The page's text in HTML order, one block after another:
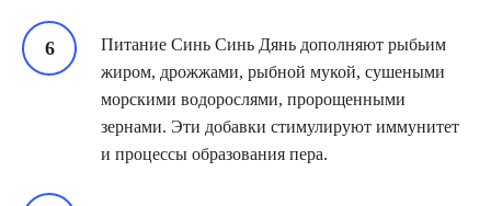
Питание Синь Синь Дянь дополняют рыбьим
жиром, дрожжами, рыбной мукой, сушеными
морскими водорослями, пророщенными
зернами. Эти добавки стимулируют иммунитет
и процессы образования пера.